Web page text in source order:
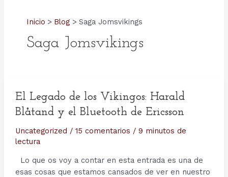
Inicio Blog Saga Jomsvikings
Saga Jomsvikings
El Legado de los Vikingos: Harald
Blåtand y el Bluetooth de Ericsson
Uncategorized / 15 comentarios / 9 minutos de
lectura
Lo que os voy a contar en esta entrada es una de
esas cosas que estamos cansados de ver en nuestro